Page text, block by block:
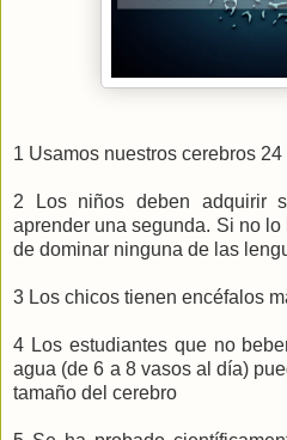
1 Usamos nuestros cerebros
2 Los niños deben adquirir
aprender una segunda. Si no
de dominar ninguna de las
3 Los chicos tienen encéfalos
4 Los estudiantes que no
agua (de 6 a 8 vasos al día)
tamaño del cerebro